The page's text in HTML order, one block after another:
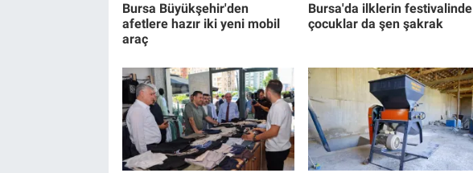
Bursa Büyükşehir'den
afetlere hazır iki yeni mobil
araç
Bursa'da ilklerin festivalinde
çocuklar da şen şakrak